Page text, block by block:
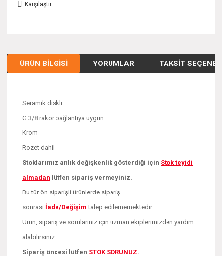
Karşılaştır
ÜRÜN BILGISI YORUMLAR TAKSIT
Seramik diskli
G 3/8 rakor bağlantıya uygun
Krom
Rozet dahil
Stoklarımız anlık değişkenlik gösterdiği için Stok teyidi
almadan lütfen sipariş vermeyiniz.
Bu tür ön siparişli ürünlerde sipariş
sonrası İade/Değişim talep edilememektedir.
Ürün, sipariş ve sorularınız için uzman ekiplerimizden yardım
alabilirsiniz.
Sipariş öncesi lütfen STOK SORUNUZ.